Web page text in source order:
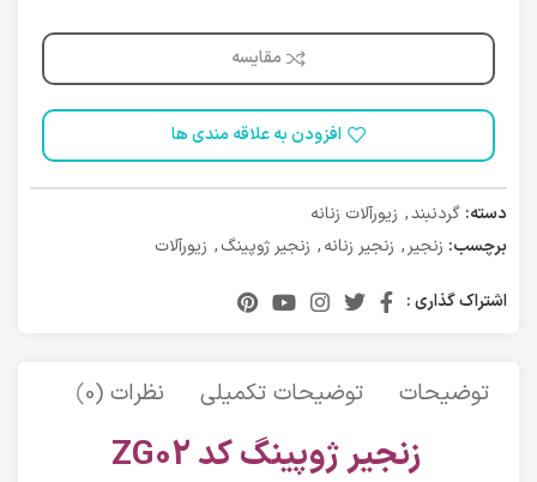
مقایسه
افزودن به علاقه مندی ها
دسته: گردنبند, زیورآلات زنانه
برچسب: زنجیر , زنجیر زنانه, زنجیر ژوپینگ, زیورآلات
اشتراک گذاری :
توضیحات توضیحات تکمیلی نظرات (0)
زنجیر ژوپینگ کد ZG02